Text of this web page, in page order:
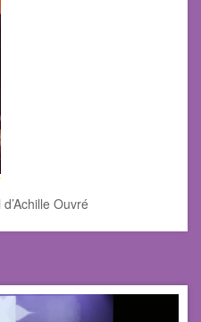
Ouvré